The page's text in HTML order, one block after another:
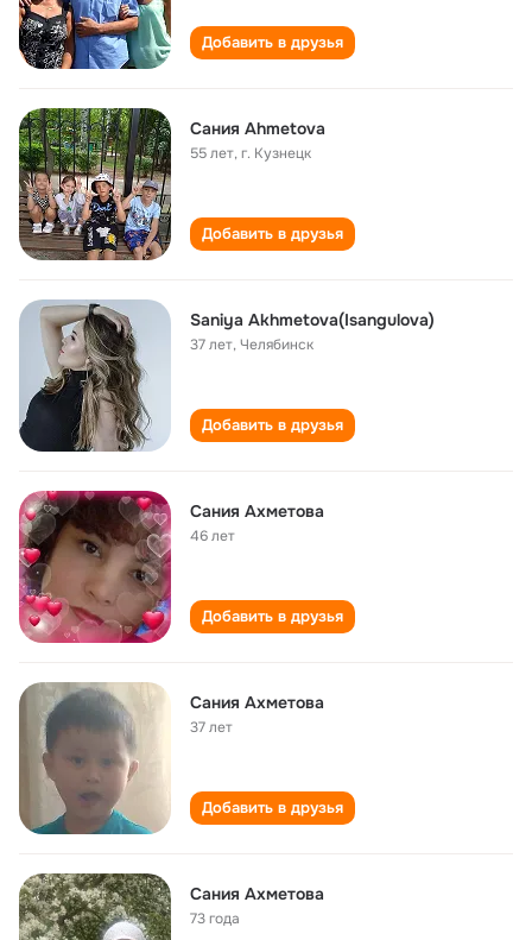
Добавить в друзья
Сания Ahmetova
55 лет,г. Кузнецк
Добавить в друзья
Saniya Akhmetova(Isangulova)
37 лет,Челябинск
Добавить в друзья
Сания Ахметова
46 лет
Добавить в друзья
Сания Ахметова
37 лет
Добавить в друзья
Сания Ахметова
73 года